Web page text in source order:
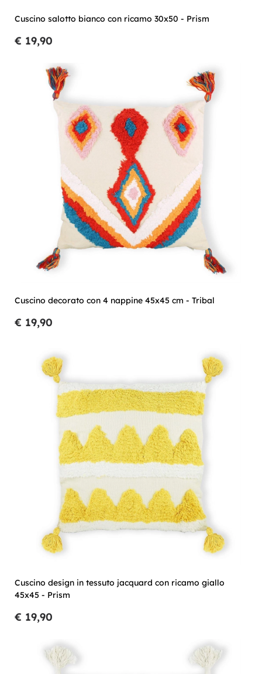
Cuscino salotto bianco con ricamo 30x50 - Prism
€ 19,90
Cuscino decorato con 4 nappine 45x45 cm - Tribal
€ 19,90
Cuscino design in tessuto jacquard con ricamo giallo
45x45 - Prism
€ 19,90